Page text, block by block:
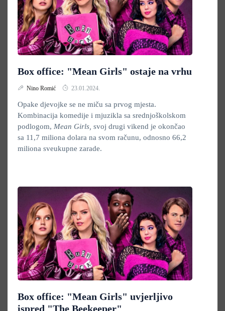
Box office: "Mean Girls" ostaje na vrhu
Nino Romić 23.01.2024.
Opake djevojke se ne miču sa prvog mjesta.
Kombinacija komedije i mjuzikla sa srednjoškolskom
podlogom, Mean Girls, svoj drugi vikend je okončao
sa 11,7 miliona dolara na svom računu, odnosno 66,2
miliona sveukupne zarade.
Box office: "Mean Girls" uvjerljivo
ispred "The Beekeeper"